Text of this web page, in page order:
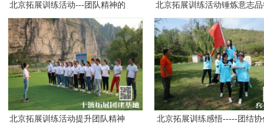
北京拓展训练活动---团队精神的
意义
北京拓展训练活动锤炼意志
北京拓展训练活动提升团队精神
北京拓展训练感悟-----团结协